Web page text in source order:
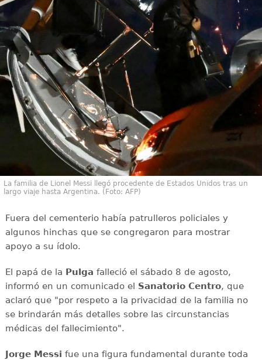
La familia de Lionel Messi llegó procedente de Estados Unidos tras un
largo viaje hasta Argentina. (Foto: AFP)
Fuera del cementerio había patrulleros policiales y
algunos hinchas que se congregaron para mostrar
apoyo a su ídolo.
El papá de la Pulga falleció el sábado 8 de agosto,
informó en un comunicado el Sanatorio Centro, que
aclaró que "por respeto a la privacidad de la familia no
se brindarán más detalles sobre las circunstancias
médicas del fallecimiento".
Jorge Messi fue una figura fundamental durante toda